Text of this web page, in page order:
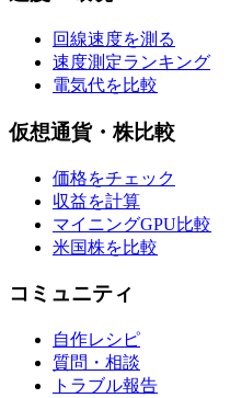
回線速度を測る
速度測定ランキング
電気代を比較
仮想通貨・株比較
価格をチェック
収益を計算
マイニングGPU比較
米国株を比較
コミュニティ
自作レシピ
質問・相談
トラブル報告